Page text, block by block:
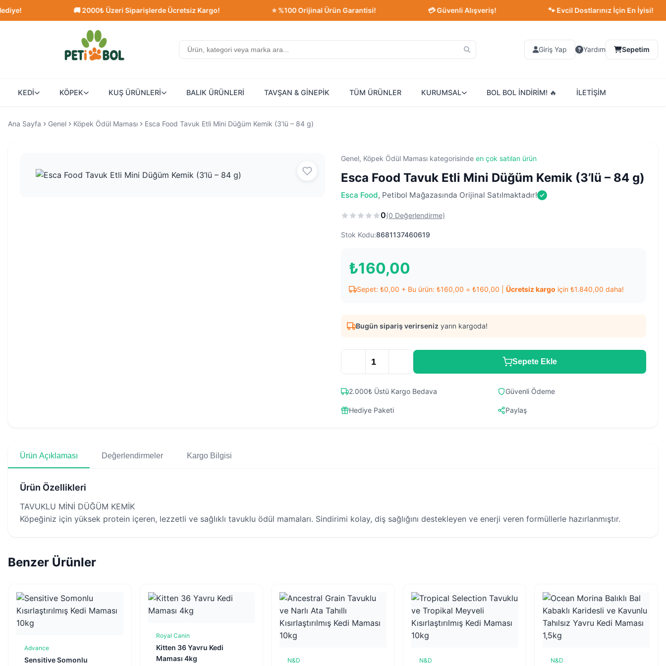
🚚 2000₺ Üzeri Siparişlerde Ücretsiz Kargo! ⭐ %100 Orijinal Ürün Garantisi! 💳 Güvenli Alışveriş! 🐾 Evcil Dostlarınız İçin En İyisi!
Giriş Yap Yardım Sepetim
KEDİ KÖPEK KUŞ ÜRÜNLERİ BALIK ÜRÜNLERİ TAVŞAN & GİNEPİK TÜM ÜRÜNLER KURUMSAL BOL BOL İNDİRİM! 🔥 İLETİŞİM
Ana Sayfa Genel Köpek Ödül Maması Esca Food Tavuk Etli Mini Düğüm Kemik (3’lü – 84 g)
Genel, Köpek Ödül Maması kategorisinde en çok satılan ürün
Esca Food Tavuk Etli Mini Düğüm Kemik (3’lü – 84 g)
Esca Food, Petibol Mağazasında Orijinal Satılmaktadır!
0(0 Değerlendirme)
Stok Kodu:8681137460619
₺160,00
Sepet: ₺0,00 + Bu ürün: ₺160,00 = ₺160,00 Ücretsiz kargo için ₺1.840,00 daha!
Bugün sipariş verirseniz yarın kargoda!
Sepete Ekle
2.000₺ Üstü Kargo Bedava Güvenli Ödeme
Hediye Paketi Paylaş
Ürün Açıklaması Değerlendirmeler Kargo Bilgisi
Ürün Özellikleri
TAVUKLU MİNİ DÜĞÜM KEMİK
Köpeğiniz için yüksek protein içeren, lezzetli ve sağlıklı tavuklu ödül mamaları. Sindirimi kolay, diş sağlığını destekleyen ve enerji veren formüllerle hazırlanmıştır.
Benzer Ürünler
Advance
Sensitive Somonlu
Sepete Ekle
Royal Canin
Kitten 36 Yavru Kedi
Maması 4kg
N&D N&D N&D